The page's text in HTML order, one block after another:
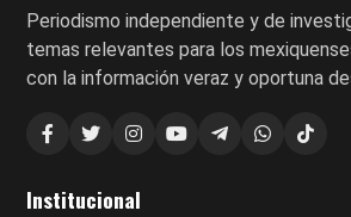
Periodismo independiente y de
temas relevantes para los
con la información veraz y oportuna
Institucional